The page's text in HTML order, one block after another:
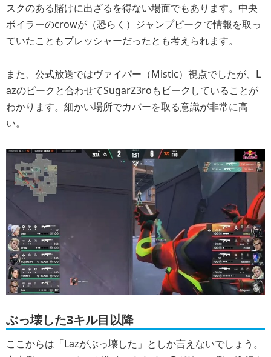
スクのある賭けに出ざるを得ない場面でもあります。中央
ボイラーのcrowが（恐らく）ジャンプピークで情報を取っ
ていたこともプレッシャーだったとも考えられます。
また、公式放送ではヴァイパー（Mistic）視点でしたが、L
azのピークと合わせてSugarZ3roもピークしていることが
わかります。細かい場所でカバーを取る意識が非常に高
い。
ぶっ壊した3キル目以降
ここからは「Lazがぶっ壊した」としか言えないでしょう。